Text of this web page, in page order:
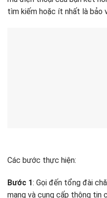
tìm kiếm hoặc ít nhất là bảo
Các bước thực hiện:
Bước 1: Gọi đến tổng đài
mạng và cung cấp thông tin